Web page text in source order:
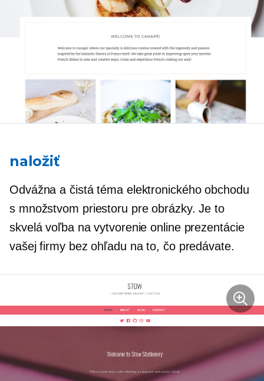
naložiť
Odvážna a čistá téma elektronického obchodu
s množstvom priestoru pre obrázky. Je to
skvelá voľba na vytvorenie online prezentácie
vašej firmy bez ohľadu na to, čo predávate.